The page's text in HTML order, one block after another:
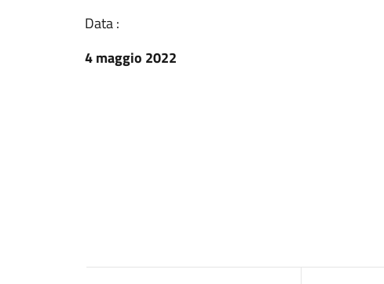
Data :
4 maggio 2022